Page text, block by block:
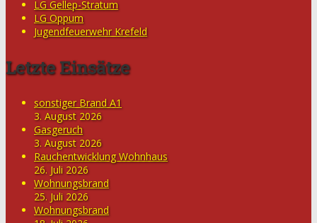
LG Gellep-Stratum
LG Oppum
Jugendfeuerwehr Krefeld
Letzte Einsätze
sonstiger Brand A1
3. August 2026
Gasgeruch
3. August 2026
Rauchentwicklung Wohnhaus
26. Juli 2026
Wohnungsbrand
25. Juli 2026
Wohnungsbrand